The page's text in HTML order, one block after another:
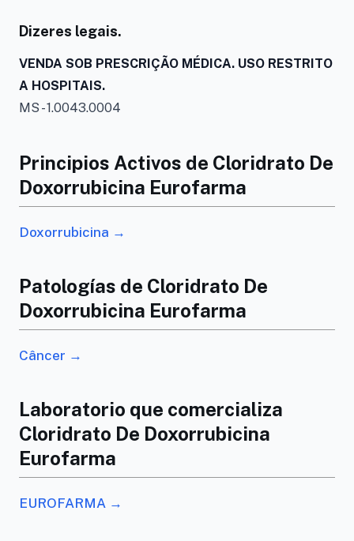
Dizeres legais.
VENDA SOB PRESCRIÇÃO MÉDICA. USO RESTRITO
A HOSPITAIS.
MS - 1.0043.0004
Principios Activos de Cloridrato De
Doxorrubicina Eurofarma
Doxorrubicina →
Patologías de Cloridrato De
Doxorrubicina Eurofarma
Câncer →
Laboratorio que comercializa
Cloridrato De Doxorrubicina
Eurofarma
EUROFARMA →